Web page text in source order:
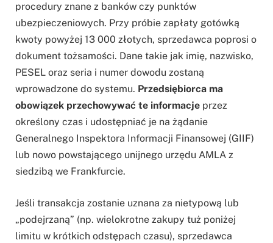
procedury znane z banków czy punktów
ubezpieczeniowych. Przy próbie zapłaty gotówką
kwoty powyżej 13 000 złotych, sprzedawca poprosi o
dokument tożsamości. Dane takie jak imię, nazwisko,
PESEL oraz seria i numer dowodu zostaną
wprowadzone do systemu. Przedsiębiorca ma
obowiązek przechowywać te informacje przez
określony czas i udostępniać je na żądanie
Generalnego Inspektora Informacji Finansowej (GIIF)
lub nowo powstającego unijnego urzędu AMLA z
siedzibą we Frankfurcie.
Jeśli transakcja zostanie uznana za nietypową lub
„podejrzaną” (np. wielokrotne zakupy tuż poniżej
limitu w krótkich odstępach czasu), sprzedawca